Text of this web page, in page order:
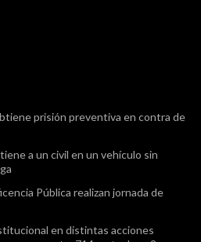
prisión preventiva en contra de
a un civil en un vehículo sin
Pública realizan jornada de
en distintas acciones